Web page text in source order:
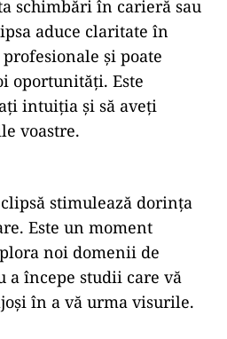
schimbări în carieră sau
aduce claritate în
și poate
oportunități. Este
intuiția și să aveți
voastre.​
stimulează dorința
Este un moment
noi domenii de
a începe studii care vă
în a vă urma visurile.​